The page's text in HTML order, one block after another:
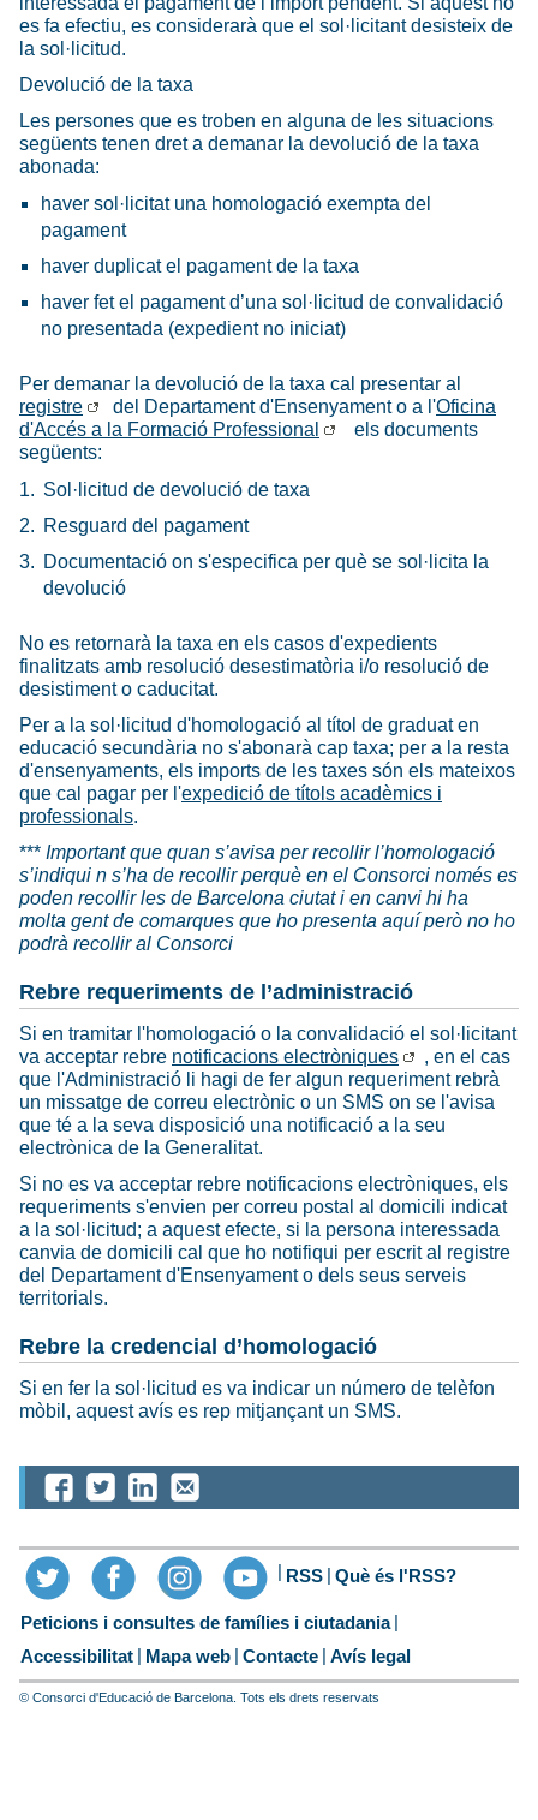
es fa efectiu, es considerarà que el sol·licitant desisteix de
la sol·licitud.
Devolució de la taxa
Les persones que es troben en alguna de les situacions
següents tenen dret a demanar la devolució de la taxa
abonada:
haver sol·licitat una homologació exempta del
pagament
haver duplicat el pagament de la taxa
haver fet el pagament d’una sol·licitud de convalidació
no presentada (expedient no iniciat)
Per demanar la devolució de la taxa cal presentar al
registre
del Departament d'Ensenyament o a l'Oficina
d'Accés a la Formació Professional
els documents
següents:
Sol·licitud de devolució de taxa
Resguard del pagament
Documentació on s'especifica per què se sol·licita la
devolució
No es retornarà la taxa en els casos d'expedients
finalitzats amb resolució desestimatòria i/o resolució de
desistiment o caducitat.
Per a la sol·licitud d'homologació al títol de graduat en
educació secundària no s'abonarà cap taxa; per a la resta
d'ensenyaments, els imports de les taxes són els mateixos
que cal pagar per l'expedició de títols acadèmics i
professionals.
*** Important que quan s’avisa per recollir l’homologació
s’indiqui n s’ha de recollir perquè en el Consorci només es
poden recollir les de Barcelona ciutat i en canvi hi ha
molta gent de comarques que ho presenta aquí però no ho
podrà recollir al Consorci
Rebre requeriments de l’administració
Si en tramitar l'homologació o la convalidació el sol·licitant
va acceptar rebre notificacions electròniques
, en el cas
que l'Administració li hagi de fer algun requeriment rebrà
un missatge de correu electrònic o un SMS on se l'avisa
que té a la seva disposició una notificació a la seu
electrònica de la Generalitat.
Si no es va acceptar rebre notificacions electròniques, els
requeriments s'envien per correu postal al domicili indicat
a la sol·licitud; a aquest efecte, si la persona interessada
canvia de domicili cal que ho notifiqui per escrit al registre
del Departament d'Ensenyament o dels seus serveis
territorials.
Rebre la credencial d’homologació
Si en fer la sol·licitud es va indicar un número de telèfon
mòbil, aquest avís es rep mitjançant un SMS.
RSS Què és l'RSS?
Peticions i consultes de famílies i ciutadania
Accessibilitat
Mapa web Contacte Avís legal
© Consorci d'Educació de Barcelona. Tots els drets reservats